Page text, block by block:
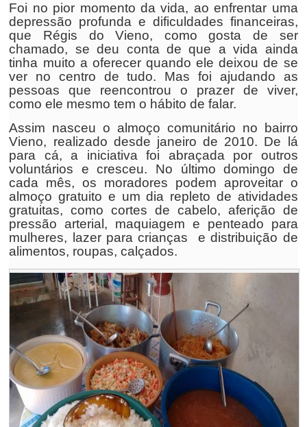
Foi no pior momento da vida, ao enfrentar uma
depressão profunda e dificuldades financeiras,
que Régis do Vieno, como gosta de ser
chamado, se deu conta de que a vida ainda
tinha muito a oferecer quando ele deixou de se
ver no centro de tudo. Mas foi ajudando as
pessoas que reencontrou o prazer de viver,
como ele mesmo tem o hábito de falar.
Assim nasceu o almoço comunitário no bairro
Vieno, realizado desde janeiro de 2010. De lá
para cá, a iniciativa foi abraçada por outros
voluntários e cresceu. No último domingo de
cada mês, os moradores podem aproveitar o
almoço gratuito e um dia repleto de atividades
gratuitas, como cortes de cabelo, aferição de
pressão arterial, maquiagem e penteado para
mulheres, lazer para crianças e distribuição de
alimentos, roupas, calçados.